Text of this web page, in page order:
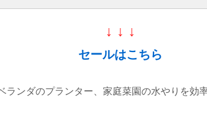
↓ ↓ ↓
セールはこちら
ランダのプランター、家庭菜園の水やりを効